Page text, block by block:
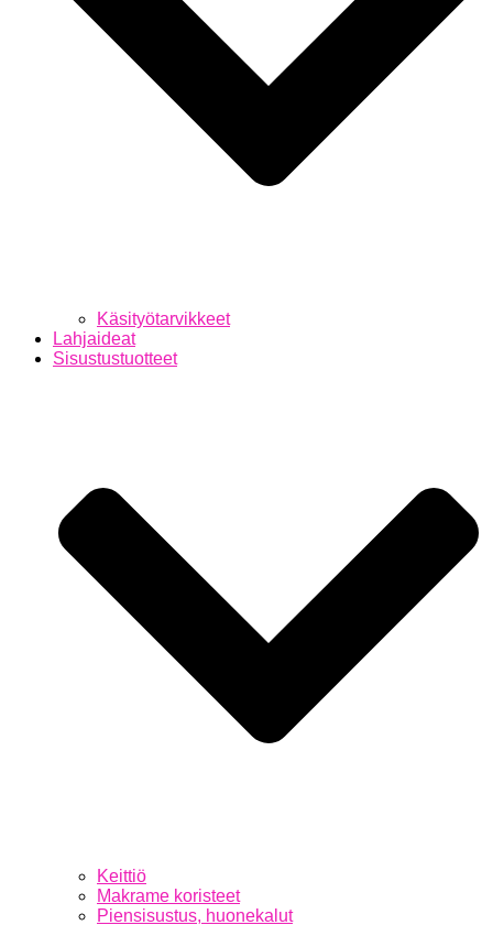
Käsityötarvikkeet
Lahjaideat
Sisustustuotteet
Keittiö
Makrame koristeet
Piensisustus, huonekalut